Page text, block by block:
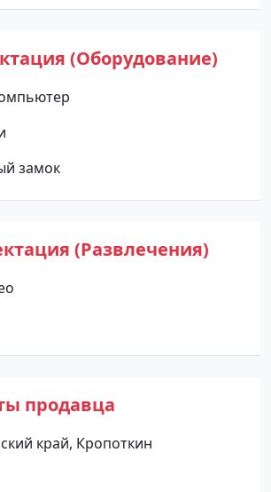
(Оборудование)
замок
(Развлечения)
продавца
край, Кропоткин